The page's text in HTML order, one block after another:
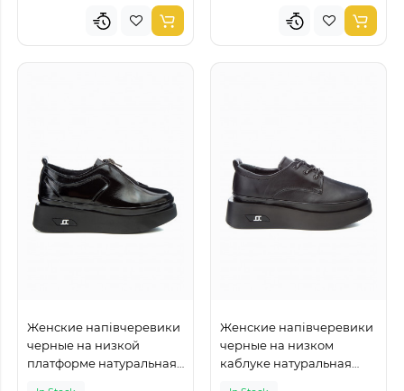
Женские напівчеревики
черные на низкой
платформе натуральная
Женские напівчеревики
черные на низком
каблуке натуральная